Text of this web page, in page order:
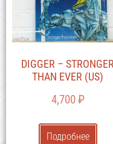
DIGGER – STRONGER
THAN EVER (US)
4,700₽
Подробнее